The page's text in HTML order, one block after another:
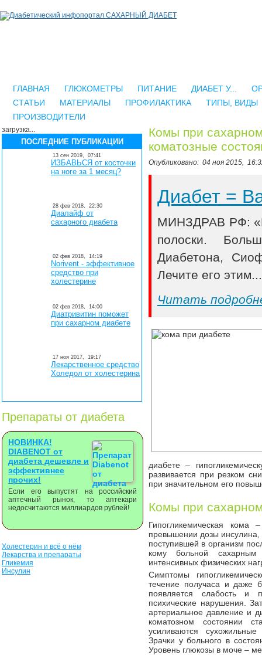
ГЛАВНАЯ ГЛЮКОМЕТРЫ ПИТАНИЕ ДИАБЕТ У...
СТАТЬИ
МАТЕРИАЛЫ ПРОФИЛАКТИКА
ТИПЫ, ВИДЫ
ПРОИЗВОДИТЕЛИ
загрузка...
ПОСЛЕДНИЕ ПУБЛИКАЦИИ
13 сен 2019, 07:41
ИЗБАВЬСЯ от косточки
на ноге за 1 месяц?
28 фев 2018, 22:30
Диалайф от
сахарного диабета
02 фев 2018, 14:19
Norivent - эффективное
средство при
холестерине
02 фев 2018, 14:00
Диатривитин поможет
при сахарном диабете
17 ноя 2017, 19:17
Лекарственное средство
Холедол от холестерина
Препараты от диабета
НОВИНКА!
DIABENOT от
диабета дешевле и
эффективнее
прочих!
Если его выпустят на российский
аптечный рынок, то аптекари
недосчитаются миллиардов рублей!
Холестерин и всё о нём
Лекарства и препараты
Гликемия
Инсулин
Комы при
коматозные
Опубликовано: 04 ноя 2015,
Диабет =
МИНЗДРАВ РФ:
полоски.
Диабетона,
Лечите его
Читать
диабете –
развивается при резком
при значительном его
Комы при
Гипогликемическая кома
превышении дозы инсулина,
поступившей в организм
кому больной
интенсивных физических
Симптомы
течение получаса и даже
появляется слабость и
психические нарушения.
артериальное давление и
коматозном состоянии
усиливаются
Зрачки у больного в
Уровень глюкозы в моче –